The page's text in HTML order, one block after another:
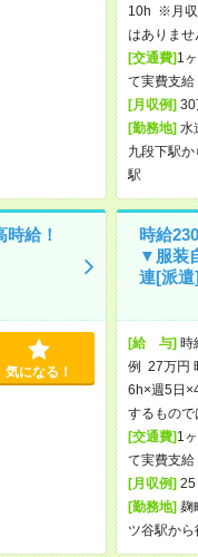
10h ※月収
はありませ
[交通費]1
て実費支給
[月収例]30
[勤務地]水
九段下駅
駅
給！
気になる！
時給
▼服装
連[派遣
[給 与]時
例 27万円
6h×週5日
するもので
[交通費]1
て実費支給
[月収例]25
[勤務地]麹
ツ谷駅か